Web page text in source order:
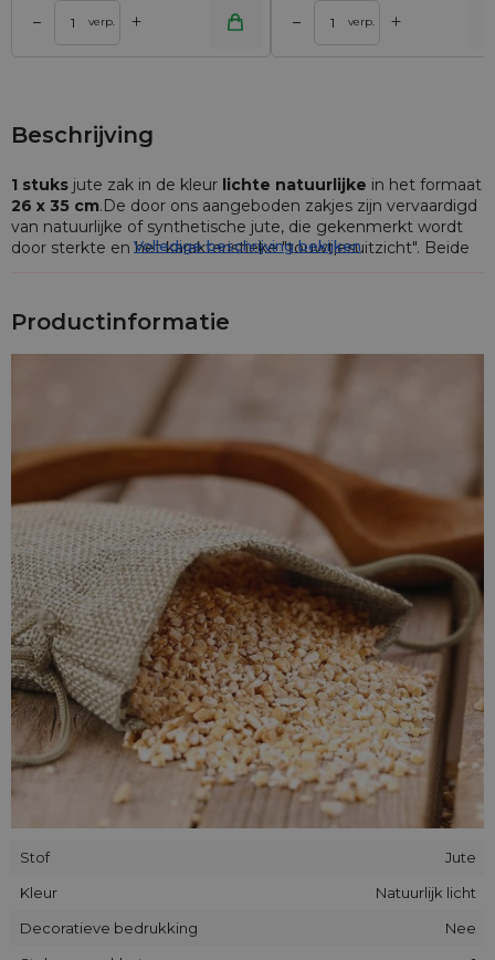
– verp. + – verp. +
Toevoegen aan winkelwagen Toevoegen aan
Beschrijving
1 stuks jute zak in de kleur lichte natuurlijke in het formaat
26 x 35 cm.De door ons aangeboden zakjes zijn vervaardigd
van natuurlijke of synthetische jute, die gekenmerkt wordt
door sterkte en het karakteristieke "touwtjesuitzicht". Beide
Jutezakjes gaan uitstekend samen met natuurlijke
Ons aanbod jute zak bevat eveneens modellen die speciaal
in veel verschillende kleuren zijn geverfd, daardoor zal
iedereen een jutezakje kunnen vinden dat ideaal voor hem is.
Volledige beschrijving bekijken
Productinformatie
Stof
Jute
Kleur
Natuurlijk licht
Decoratieve bedrukking
Nee